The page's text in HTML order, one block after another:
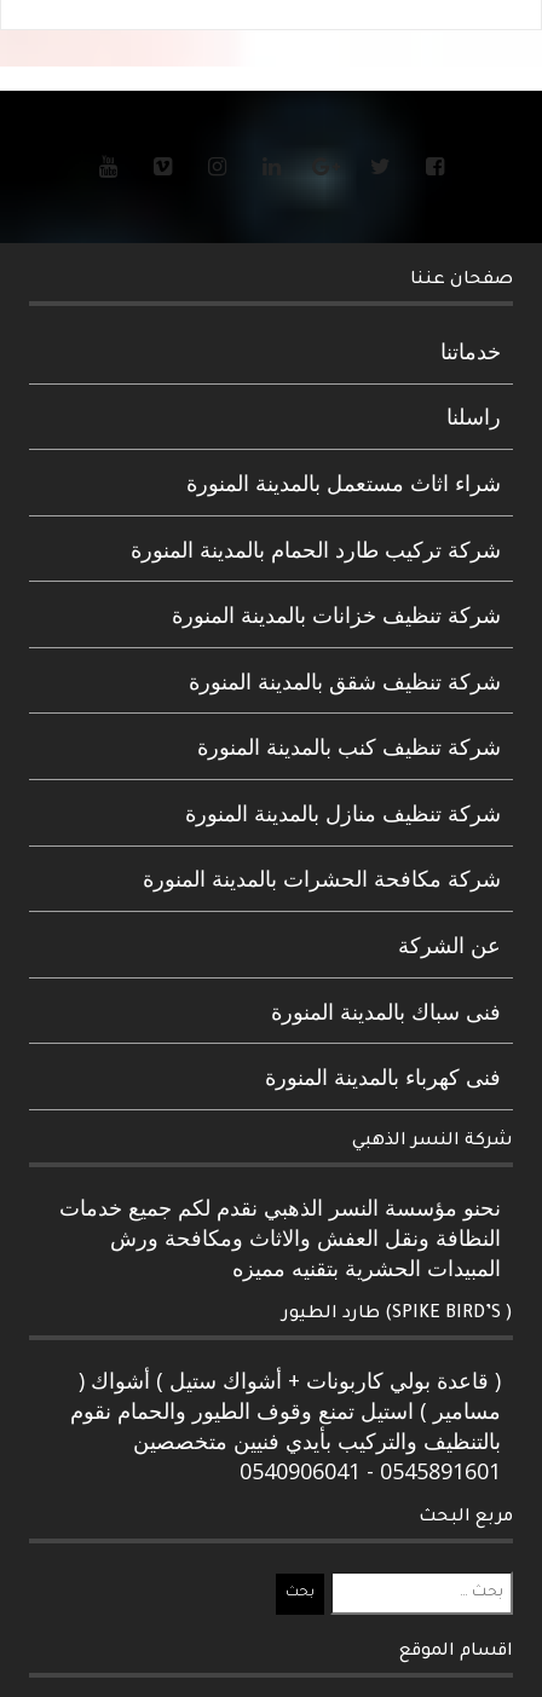
صفحان عننا
خدماتنا
راسلنا
شراء اثاث مستعمل بالمدينة المنورة
شركة تركيب طارد الحمام بالمدينة المنورة
شركة تنظيف خزانات بالمدينة المنورة
شركة تنظيف شقق بالمدينة المنورة
شركة تنظيف كنب بالمدينة المنورة
شركة تنظيف منازل بالمدينة المنورة
شركة مكافحة الحشرات بالمدينة المنورة
عن الشركة
فنى سباك بالمدينة المنورة
فنى كهرباء بالمدينة المنورة
شركة النسر الذهبي
نحنو مؤسسة النسر الذهبي نقدم لكم جميع خدمات
النظافة ونقل العفش والاثاث ومكافحة ورش
المبيدات الحشرية بتقنيه مميزه
( SPIKE BIRD’S) طارد الطيور
( قاعدة بولي كاربونات + أشواك ستيل ) أشواك (
مسامير ) استيل تمنع وقوف الطيور والحمام نقوم
بالتنظيف والتركيب بأيدي فنيين متخصصين
0545891601 - 0540906041
مربع البحث
البحث
عن:
اقسام الموقع